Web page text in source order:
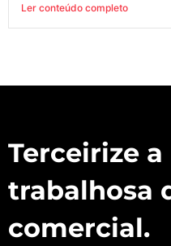
Ler conteúdo completo
Terceirize
trabalhosa
comercial.